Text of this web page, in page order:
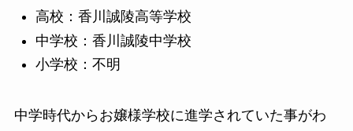
高校：香川誠陵高等学校
中学校：香川誠陵中学校
小学校：不明
中学時代からお嬢様学校に進学されていた事がわ